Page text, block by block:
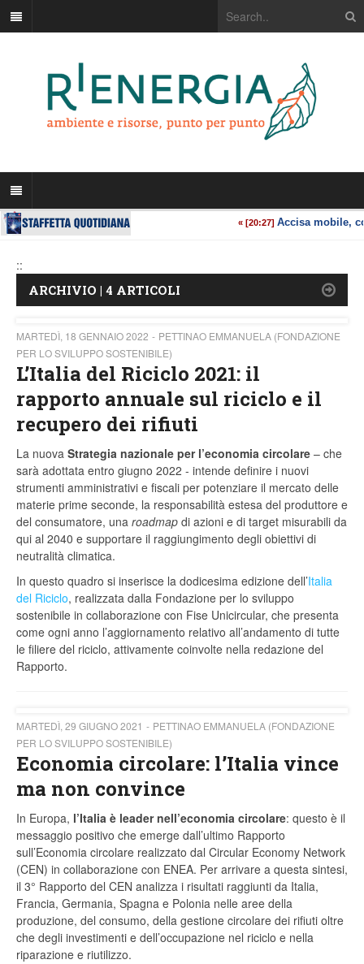
::
ARCHIVIO | 4 ARTICOLI
MARTEDÌ, 18 GENNAIO 2022
PETTINAO EMMANUELA (FONDAZIONE
PER LO SVILUPPO SOSTENIBILE)
L’Italia del Riciclo 2021: il
rapporto annuale sul riciclo e il
recupero dei rifiuti
La nuova Strategia nazionale per l’economia circolare – che
sarà adottata entro giugno 2022 - intende definire i nuovi
strumenti amministrativi e fiscali per potenziare il mercato delle
materie prime seconde, la responsabilità estesa del produttore e
del consumatore, una roadmap di azioni e di target misurabili da
qui al 2040 e supportare il raggiungimento degli obiettivi di
neutralità climatica.
In questo quadro si inserisce la dodicesima edizione dell’Italia
del Riciclo, realizzata dalla Fondazione per lo sviluppo
sostenibile in collaborazione con Fise Unicircular, che presenta
come ogni anno l’aggiornamento relativo all’andamento di tutte
le filiere del riciclo, attivamente coinvolte nella redazione del
Rapporto.
MARTEDÌ, 29 GIUGNO 2021
PETTINAO EMMANUELA (FONDAZIONE
PER LO SVILUPPO SOSTENIBILE)
Economia circolare: l’Italia vince
ma non convince
In Europa, l’Italia è leader nell’economia circolare: questo è il
messaggio positivo che emerge dall’ultimo Rapporto
sull’Economia circolare realizzato dal Circular Economy Network
(CEN) in collaborazione con ENEA. Per arrivare a questa sintesi,
il 3° Rapporto del CEN analizza i risultati raggiunti da Italia,
Francia, Germania, Spagna e Polonia nelle aree della
produzione, del consumo, della gestione circolare dei rifiuti oltre
che degli investimenti e dell’occupazione nel riciclo e nella
riparazione e riutilizzo.